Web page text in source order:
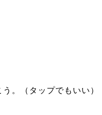
。（タップでもいい）